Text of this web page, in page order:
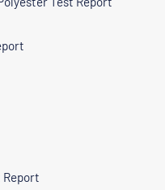
Report